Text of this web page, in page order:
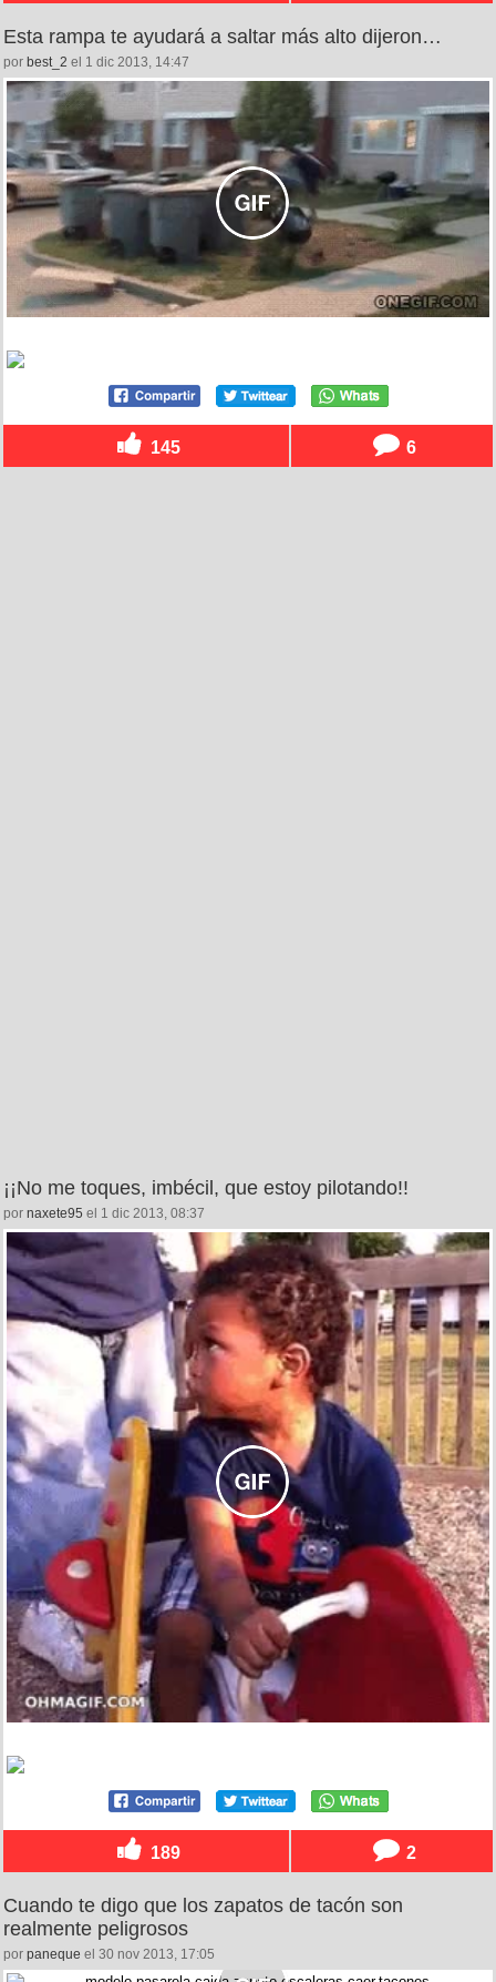
Esta rampa te ayudará a saltar más alto dijeron…
por best_2 el 1 dic 2013, 14:47
145 6
¡¡No me toques, imbécil, que estoy pilotando!!
por naxete95 el 1 dic 2013, 08:37
189 2
Cuando te digo que los zapatos de tacón son
realmente peligrosos
por paneque el 30 nov 2013, 17:05